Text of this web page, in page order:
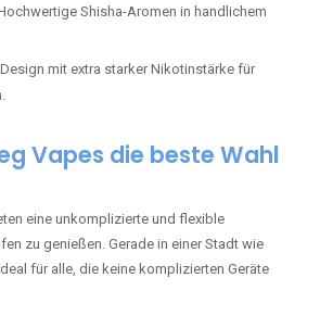
Shisha-Aromen in handlichem
mit extra starker Nikotinstärke für
Vapes die beste Wahl
eine unkomplizierte und flexible
zu genießen. Gerade in einer Stadt wie
für alle, die keine komplizierten Geräte